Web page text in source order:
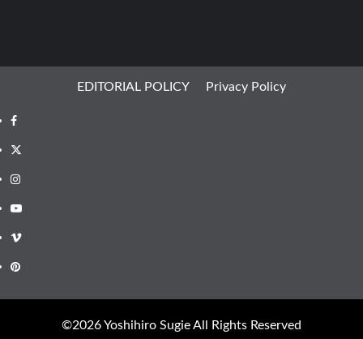
EDITORIAL POLICY Privacy Policy
Facebook
X
Instagram
Youtube
Vimeo
Pinterest
©︎2026 Yoshihiro Sugie All Rights Reserved